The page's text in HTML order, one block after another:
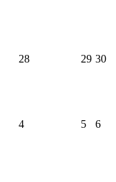
28 29 30
4 5 6